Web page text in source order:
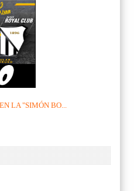
LA "SIMÓN BO...